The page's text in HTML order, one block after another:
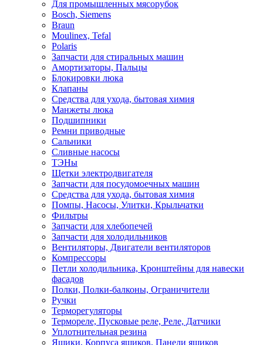
Для промышленных мясорубок
Bosch, Siemens
Braun
Moulinex, Tefal
Polaris
Запчасти для стиральных машин
Амортизаторы, Пальцы
Блокировки люка
Клапаны
Средства для ухода, бытовая химия
Манжеты люка
Подшипники
Ремни приводные
Сальники
Сливные насосы
ТЭНы
Щетки электродвигателя
Запчасти для посудомоечных машин
Средства для ухода, бытовая химия
Помпы, Насосы, Улитки, Крыльчатки
Фильтры
Запчасти для хлебопечей
Запчасти для холодильников
Вентиляторы, Двигатели вентиляторов
Компрессоры
Петли холодильника, Кронштейны для навески
фасадов
Полки, Полки-балконы, Ограничители
Ручки
Терморегуляторы
Термореле, Пусковые реле, Реле, Датчики
Уплотнительная резина
Ящики, Корпуса ящиков, Панели ящиков